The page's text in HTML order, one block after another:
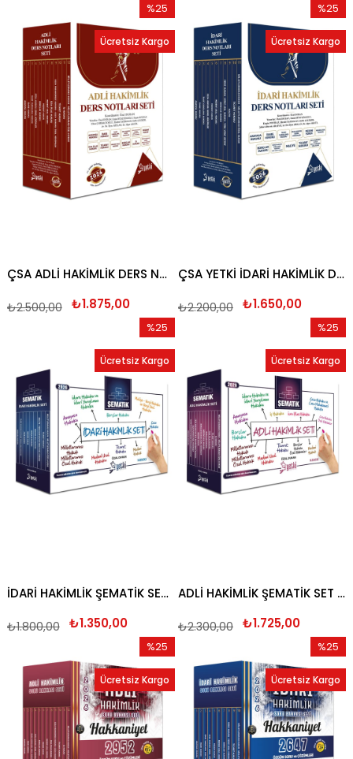
ÇSA ADLİ HAKİMLİK DERS NOTLARI SETİ 2026
₺1.875,00
₺2.500,00
%25
İndirim
%25İndirim
Ücretsiz Kargo
ÇSA YETKİ İDARİ HAKİMLİK DERS NOTU SETİ 2026
₺1.650,00
₺2.200,00
%25
İndirim
Ücretsiz Kargo
İDARİ HAKİMLİK ŞEMATİK SET 2026
₺1.350,00
₺1.800,00
%25
İndirim
%25İndirim
Ücretsiz Kargo
ADLİ HAKİMLİK ŞEMATİK SET 2026
₺1.725,00
₺2.300,00
%25
İndirim
Ücretsiz Kargo
%25
İndirim
%25İndirim
Ücretsiz Kargo
%25
İndirim
Ücretsiz Kargo